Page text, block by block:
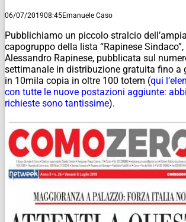
06/07/201908:45Emanuele Caso
Pubblichiamo un piccolo stralcio
capogruppo della lista “Rapinese
Alessandro Rapinese, pubblicata sul
settimanale in distribuzione gratuita fino a
in 10mila copia in oltre 100 totem (qui
con tutte le nuove postazioni aggiunte:
richieste sono tantissime).